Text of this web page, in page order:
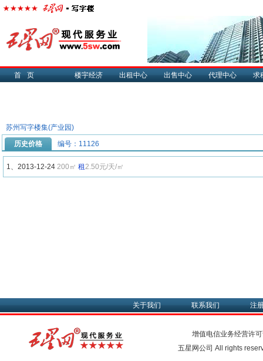
首页 楼宇经济 出租中心 出售中心 代理中心 求
苏州写字楼集(产业园)
历史价格
编号：11126
1、2013-12-24 200㎡ 租2.50元/天/㎡
关于我们 联系我们 注
增值电信业务经营许
五星网公司 All rights